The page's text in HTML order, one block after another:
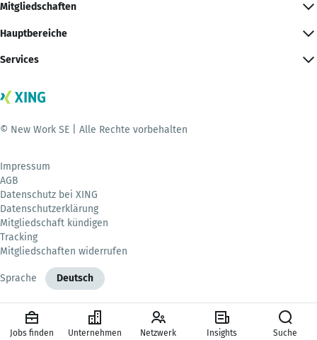
Mitgliedschaften
Hauptbereiche
Services
© New Work SE | Alle Rechte vorbehalten
Impressum
AGB
Datenschutz bei XING
Datenschutzerklärung
Mitgliedschaft kündigen
Tracking
Mitgliedschaften widerrufen
Sprache Deutsch
Jobs finden Unternehmen Netzwerk Insights Suche